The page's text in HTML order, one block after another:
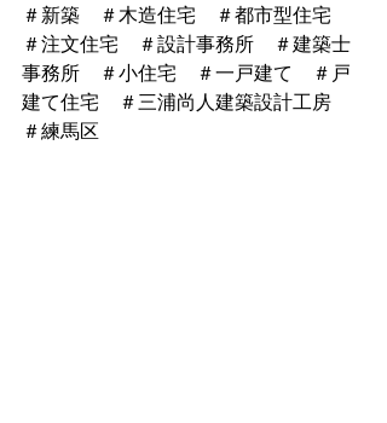
＃新築　＃木造住宅　＃都市型住宅
＃注文住宅　＃設計事務所　＃建築士
事務所　＃小住宅　＃一戸建て　＃戸
建て住宅　＃三浦尚人建築設計工房
＃練馬区